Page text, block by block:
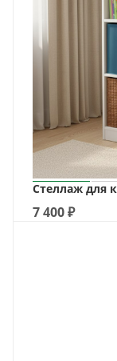
Стеллаж для
7 400₽